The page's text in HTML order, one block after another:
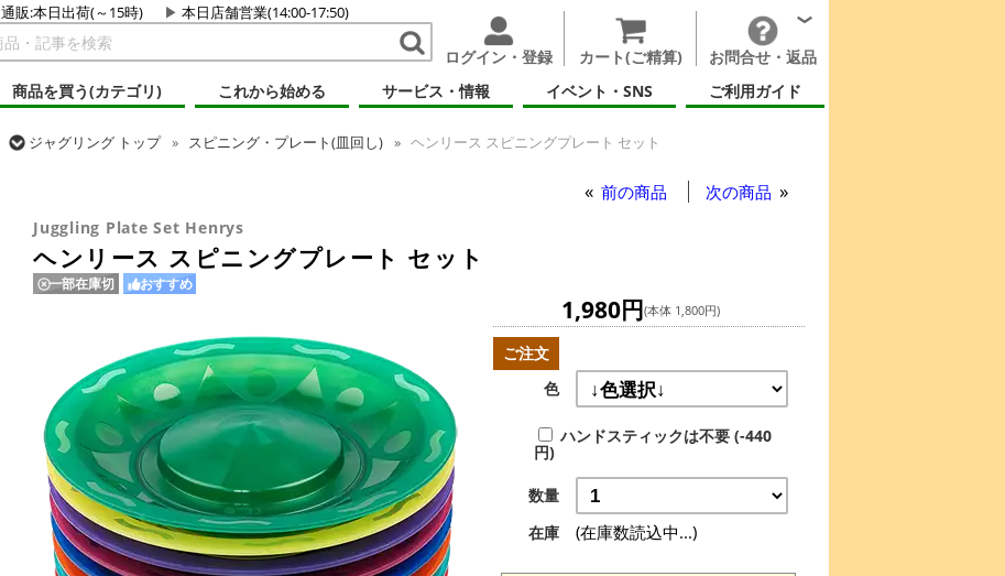
通販:本日出荷(～15時) 本日店舗営業(14:00-17:50)
ログイン・登録 カート(ご精算)
お問合せ・返品
商品を買う(カテゴリ)
これから始める サービス・情報 イベント・SNS ご利用ガイド
ジャグリング トップ スピニング・プレート(皿回し)
ヘンリース スピニングプレート セット
前の商品 次の商品
Juggling Plate Set Henrys
ヘンリース スピニングプレート セット
一部在庫切 おすすめ
1,980円(本体 1,800円)
ご注文
色
ハンドスティックは不要 (-440
円)
数量
在庫
(在庫数読込中...)